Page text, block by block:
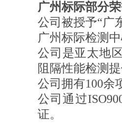
广州标际部分
公司被授予“广
广州标际检测
公司是亚太地
阻隔性能检测
公司拥有100余
公司通过
证。